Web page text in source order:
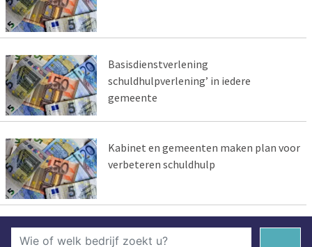
Basisdienstverlening
schuldhulpverlening’ in iedere
gemeente
Kabinet en gemeenten maken plan voor
verbeteren schuldhulp